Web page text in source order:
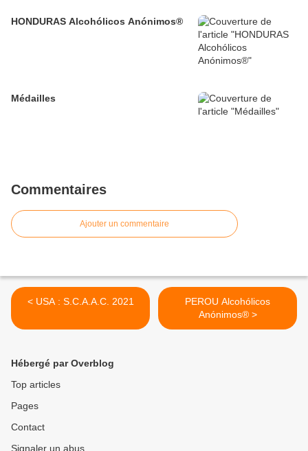
HONDURAS Alcohólicos Anónimos®
Médailles
Commentaires
Ajouter un commentaire
< USA : S.C.A.A.C. 2021
PEROU Alcohólicos
Anónimos® >
Hébergé par Overblog
Top articles
Pages
Contact
Signaler un abus